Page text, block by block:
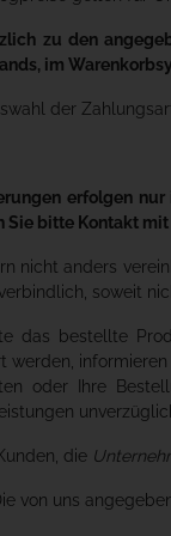
zu den
im
der
erfolgen
Sie bitte Kontakt mit
nicht anders
soweit
das bestellte
werden,
oder Ihre
die
von uns